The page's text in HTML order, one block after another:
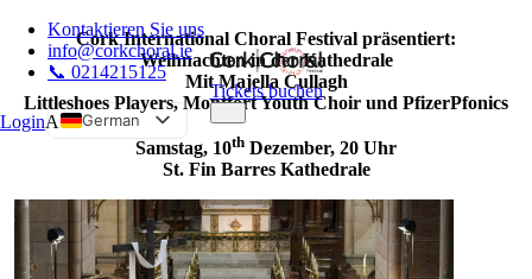
Kontaktieren Sie uns
info@corkchoral.ie
📞 0214215125
LoginA
German
Czech
Danish
Tickets buchen
Cork International Choral Festival präsentiert:
Weihnachten in der Kathedrale
Mit Majella Cullagh
Littleshoes Players, Montfort Youth Choir und PfizerPfonics
Samstag, 10th Dezember, 20 Uhr
St. Fin Barres Kathedrale